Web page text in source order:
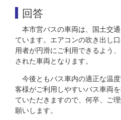
回答
本市営バスの車両は、国土交
ています。エアコンの吹き出し
用者が円滑にご利用できるよう
された車両となります。
今後ともバス車内の適正な温
客様がご利用しやすいバス車両
ていただきますので、何卒、ご
願いします。